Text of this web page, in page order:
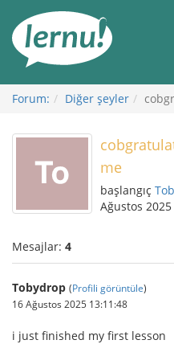
Görüntüleme
Forum: Diğer şeyler
me
başlangıç
Ağustos 2025
Mesajlar: 4
Tobydrop (Profili görüntüle)
16 Ağustos 2025 13:11:48
i just finished my first lesson